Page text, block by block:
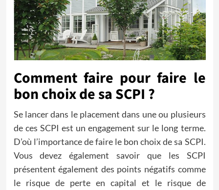
Comment faire pour faire le
bon choix de sa SCPI ?
Se lancer dans le placement dans une ou plusieurs
de ces SCPI est un engagement sur le long terme.
D’où l’importance de faire le bon choix de sa SCPI.
Vous devez également savoir que les SCPI
présentent également des points négatifs comme
le risque de perte en capital et le risque de